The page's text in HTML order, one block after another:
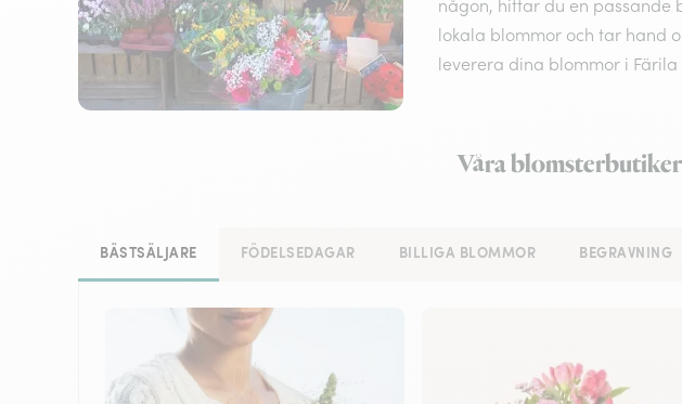
någon, hittar du en passande
lokala blommor och tar hand
leverera dina blommor i
Våra
BÄSTSÄLJARE FÖDELSEDAGAR BILLIGA BLOMMOR BEGRAVNING